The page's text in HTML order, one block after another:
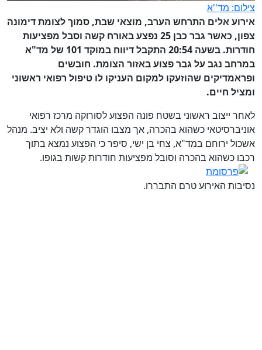
צילום: מד''א
אירוע אלים התרחש הערב, מוצאי שבת, סמוך לצומת דימונה
צפון, כאשר גבר כבן 25 נפצע באורח קשה וסבל מפציעות
חודרות. בשעה 20:54 התקבל דיווח במוקד 101 של מד"א
במרחב נגב על גבר פצוע באזור הצומת. חובשים
ופראמדיקים שהוזעקו למקום העניקו לו טיפול רפואי ראשוני
ומציל חיים.
לאחר ייצוב ראשוני בשטח פונה הפצוע לסורוקה מרכז רפואי
אוניברסיטאי כשהוא בהכרה, אך מצבו הוגדר קשה ולא יציב. מנהל
אשכול ירוחם במד"א, צחי בן ישי, סיפר כי הפצוע נמצא בתוך
רכבו כשהוא בהכרה וסובל מפציעות חודרות קשות בגופו.
נסיבות האירוע טרם התבררו.